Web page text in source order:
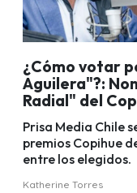
¿Cómo votar
Aguilera"?:
Radial" del
Prisa Media Chile
premios Copihue
entre los elegidos.
Katherine Torres